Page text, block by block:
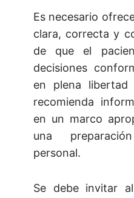
Es necesario
clara, correcta y
de que el
decisiones
en plena libertad
recomienda
en un marco
una
personal.
Se debe invitar